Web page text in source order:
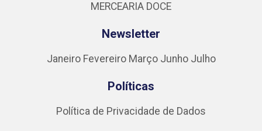
MERCEARIA DOCE
Newsletter
Janeiro Fevereiro Março Junho Julho
Políticas
Política de Privacidade de Dados